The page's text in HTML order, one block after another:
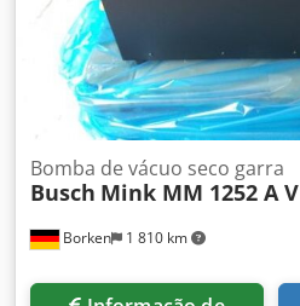
Borken 1 810 km
Bomba de vácuo seco garra
Busch Mink MM 1252 A V